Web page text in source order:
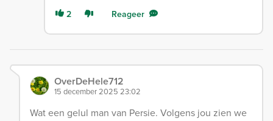
2 Reageer
OverDeHele712
15 december 2025 23:02
Wat een gelul man van Persie. Volgens jou zien we